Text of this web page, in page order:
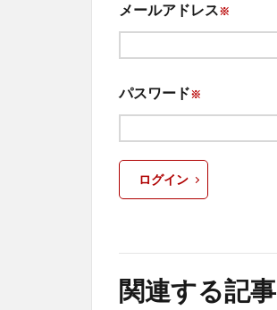
メールアドレス※
パスワード※
ログイン
関連する記事